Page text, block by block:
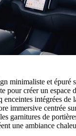
minimaliste et épuré
pour créer un espace
enceintes intégrées de
immersive centrée
garnitures de
une ambiance